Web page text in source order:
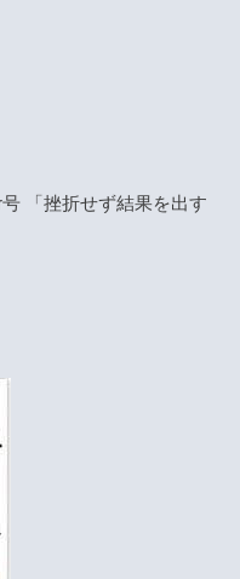
「挫折せず結果を出す